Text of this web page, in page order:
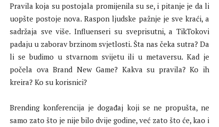
Pravila koja su postojala promijenila su se, i pitanje je da li
uopšte postoje nova. Raspon ljudske pažnje je sve kraći, a
sadržaja sve više. Influenseri su sveprisutni, a TikTokovi
padaju u zaborav brzinom svjetlosti. Šta nas čeka sutra? Da
li se budimo u stvarnom svijetu ili u metaversu. Kad je
počela ova Brand New Game? Kakva su pravila? Ko ih
kreira? Ko su korisnici?
Brending konferencija je događaj koji se ne propušta, ne
samo zato što je nije bilo dvije godine, već zato što će, kao i